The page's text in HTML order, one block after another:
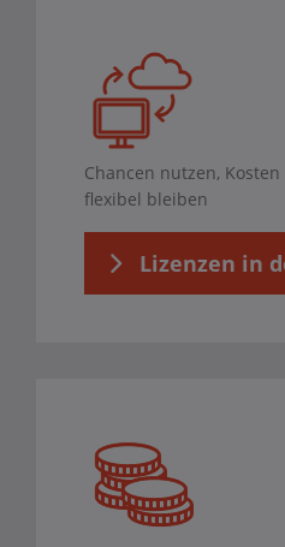
Chancen nutzen,
flexibel bleiben
Lizenzen in